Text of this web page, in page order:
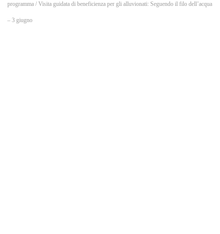
programma / Visita guidata di beneficienza per gli alluvionati: Seguendo il filo dell’acqua
– 3 giugno